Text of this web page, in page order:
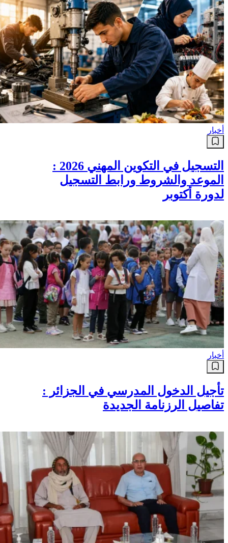
أخبار
التسجيل في التكوين المهني 2026 :
الموعد والشروط ورابط التسجيل
لدورة أكتوبر
أخبار
تأجيل الدخول المدرسي في الجزائر :
تفاصيل الرزنامة الجديدة